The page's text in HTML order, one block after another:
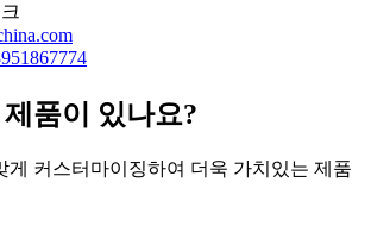
품이 있나요?
게 커스터마이징하여 더욱 가치있는 제품